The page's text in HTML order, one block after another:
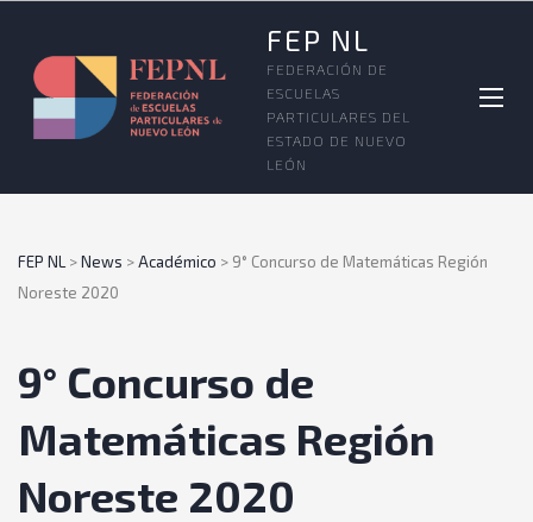
FEP NL
FEDERACIÓN DE
ESCUELAS
PARTICULARES DEL
ESTADO DE NUEVO
LEÓN
FEP NL >News >Académico > 9° Concurso de Matemáticas Región
Noreste 2020
9° Concurso de
Matemáticas Región
Noreste 2020